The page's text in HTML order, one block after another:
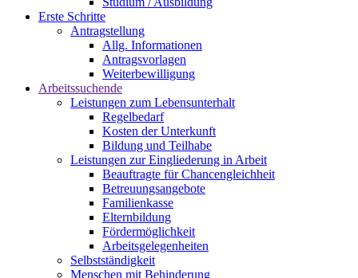
Erste Schritte
Antragstellung
Allg. Informationen
Antragsvorlagen
Weiterbewilligung
Arbeitssuchende
Leistungen zum Lebensunterhalt
Regelbedarf
Kosten der Unterkunft
Bildung und Teilhabe
Leistungen zur Eingliederung in Arbeit
Beauftragte für Chancengleichheit
Betreuungsangebote
Familienkasse
Elternbildung
Fördermöglichkeit
Arbeitsgelegenheiten
Selbstständigkeit
Menschen mit Behinderung